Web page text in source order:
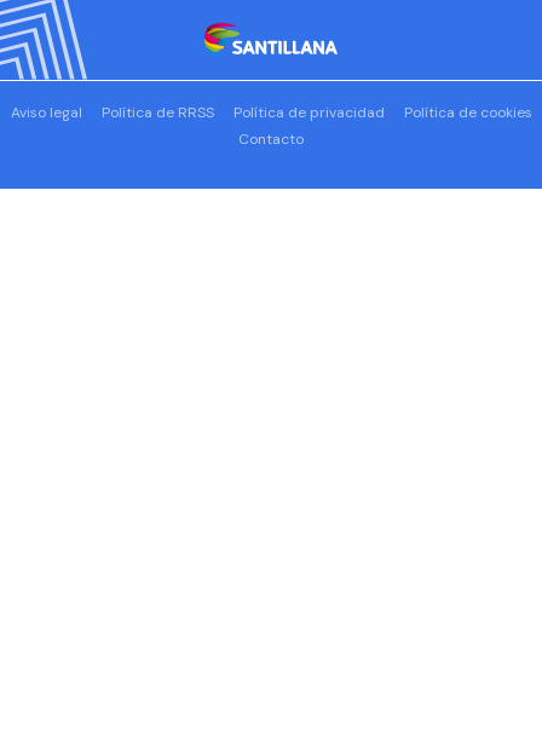
Aviso legal Política de RRSS Política de privacidad
Política de cookies
Contacto